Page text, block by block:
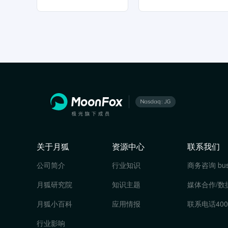
关于月狐
公司简介
月狐研究院
月狐小百科
行业影响
资源中心
行业知识
知识主题
应用情报
联系我们
商务咨询
媒体合作/数
联系电话